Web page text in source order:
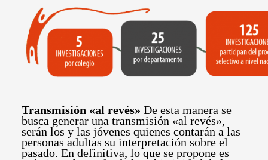
Transmisión «al revés» De esta manera se
busca generar una transmisión «al revés»,
serán los y las jóvenes quienes contarán a las
personas adultas su interpretación sobre el
pasado. En definitiva, lo que se propone es